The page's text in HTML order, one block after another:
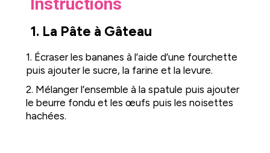
1. La Pâte à Gâteau
1. Écraser les bananes à l’aide d’une fourchette
puis ajouter le sucre, la farine et la levure.
2. Mélanger l’ensemble à la spatule puis ajouter
le beurre fondu et les œufs puis les noisettes
hachées.